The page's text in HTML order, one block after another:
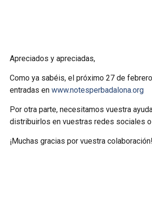
Apreciados y apreciadas,
Como ya sabéis, el próximo 27 de
entradas enwww.notesperbadalona.org
Por otra parte, necesitamos vuestra
distribuirlos en vuestras redes sociales
¡Muchas gracias por vuestra colaboración!